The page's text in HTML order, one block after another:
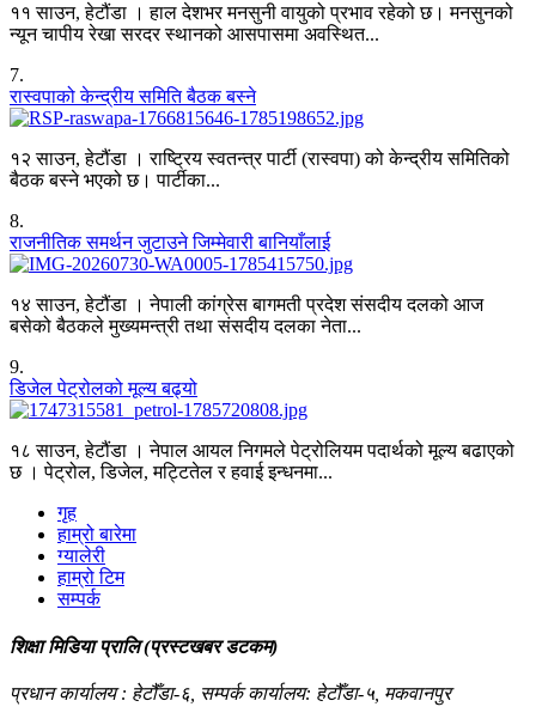
११ साउन, हेटौंडा । हाल देशभर मनसुनी वायुको प्रभाव रहेको छ। मनसुनको
न्यून चापीय रेखा सरदर स्थानको आसपासमा अवस्थित...
7.
रास्वपाको केन्द्रीय समिति बैठक बस्ने
१२ साउन, हेटौंडा । राष्ट्रिय स्वतन्त्र पार्टी (रास्वपा) को केन्द्रीय समितिको
बैठक बस्ने भएको छ। पार्टीका...
8.
राजनीतिक समर्थन जुटाउने जिम्मेवारी बानियाँलाई
१४ साउन, हेटौंडा । नेपाली कांग्रेस बागमती प्रदेश संसदीय दलको आज
बसेको बैठकले मुख्यमन्त्री तथा संसदीय दलका नेता...
9.
डिजेल पेट्रोलको मूल्य बढ्यो
१८ साउन, हेटौंडा । नेपाल आयल निगमले पेट्रोलियम पदार्थको मूल्य बढाएको
छ । पेट्रोल, डिजेल, मट्टितेल र हवाई इन्धनमा...
गृह
हाम्रो बारेमा
ग्यालेरी
हाम्रो टिम
सम्पर्क
शिक्षा मिडिया प्रालि (प्रस्टखबर डटकम)
प्रधान कार्यालय : हेटौँडा-६, सम्पर्क कार्यालय: हेटौँडा-५, मकवानपुर